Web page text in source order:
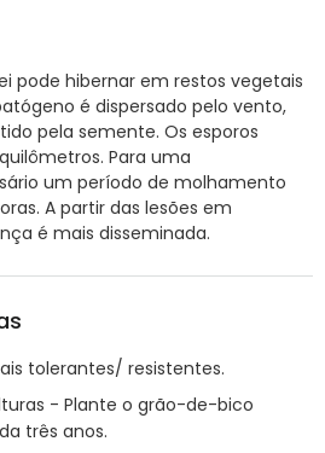
pode hibernar em restos vegetais
é dispersado pelo vento,
pela semente. Os esporos
Para uma
um período de molhamento
A partir das lesões em
é mais disseminada.
tolerantes/ resistentes.
- Plante o grão-de-bico
três anos.